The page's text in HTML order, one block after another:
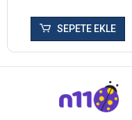
SEPETE EKLE